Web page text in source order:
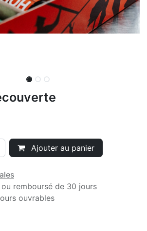
Ajouter au panier
remboursé de 30 jours
ouvrables